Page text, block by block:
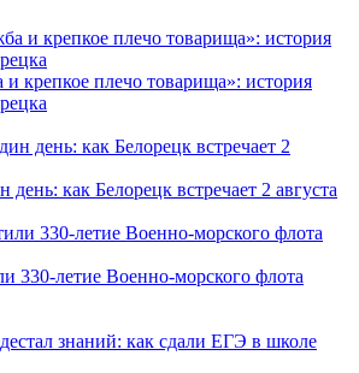
и крепкое плечо товарища»: история
день: как Белорецк встречает 2 августа
330-летие Военно-морского флота